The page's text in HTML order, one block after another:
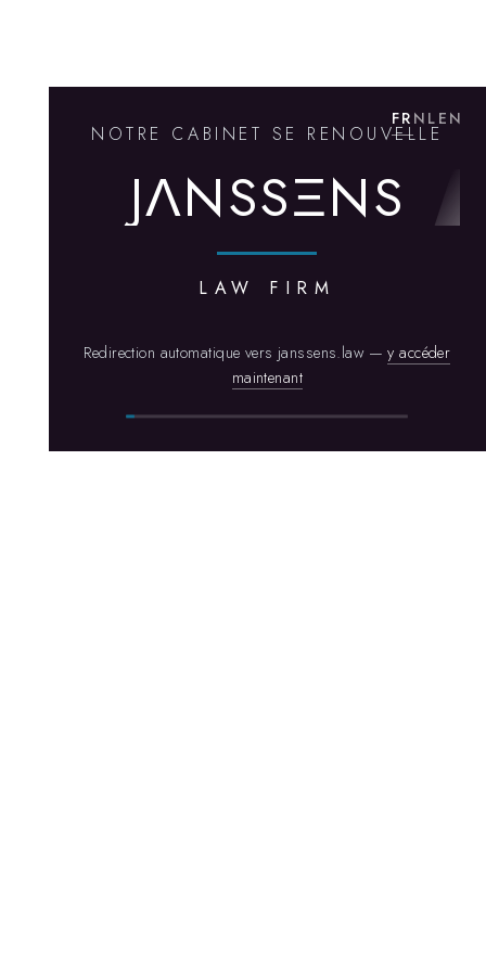
FR NL EN
NOTRE CABINET SE RENOUVELLE
JΛNSSΞNS
LAW FIRM
Redirection automatique vers janssens.law —y accéder
maintenant